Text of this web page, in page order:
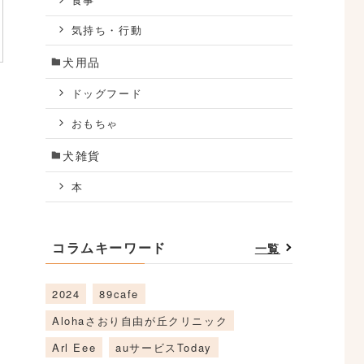
気持ち・行動
犬用品
ドッグフード
おもちゃ
犬雑貨
本
コラムキーワード 一覧
2024
89cafe
Alohaさおり自由が丘クリニック
Arl Eee
auサービスToday